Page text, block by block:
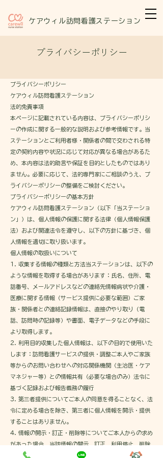
​ケアウィル訪問看護ステーション
プライバシーポリシー
プライバシーポリシー
ケアウィル訪問看護ステーション
法的免責事項
本ページに記載されている内容は、プライバシーポリシ
ーの作成に関する一般的な説明および参考情報です。当
ステーションとご利用者様・関係者の間で交わされる特
定の契約内容や状況に応じて対応が異なる場合があるた
め、本内容は法的助言や保証を目的としたものではあり
ません。必要に応じて、法的専門家にご相談のうえ、プ
ライバシーポリシーの整備をご検討ください。
プライバシーポリシーの基本方針
ケアウィル訪問看護ステーション（以下「当ステーショ
ン」）は、個人情報の保護に関する法律（個人情報保護
法）および関連法令を遵守し、以下の方針に基づき、個
人情報を適切に取り扱います。
個人情報の取扱いについて
1. 収集する情報の種類と方法当ステーションは、以下の
ような情報を取得する場合があります：氏名、住所、電
話番号、メールアドレスなどの連絡先情報病状や介護・
医療に関する情報（サービス提供に必要な範囲）ご家
族・関係者との連絡記録情報は、直接のやり取り（電
話、訪問時の記録等）や書面、電子データなどの手段に
より取得します。
2. 利用目的収集した個人情報は、以下の目的で使用いた
します：訪問看護サービスの提供・調整ご本人やご家族
等からのお問い合わせへの対応関係機関（主治医・ケア
マネジャー等）との情報共有（必要な場合のみ）法令に
基づく記録および報告義務の履行
3. 第三者提供についてご本人の同意を得ることなく、法
令に定める場合を除き、第三者に個人情報を開示・提供
することはありません。
4. 情報の開示・訂正・削除等についてご本人からの求め
があった場合、当該情報の開示、訂正、利用停止、削除
等に適切に対応いたします。